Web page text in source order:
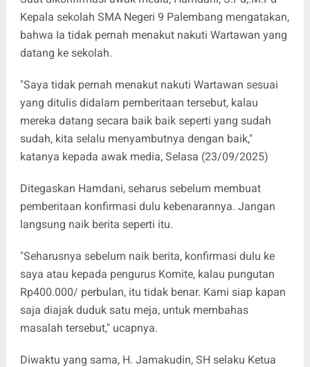
Kepala sekolah SMA Negeri 9 Palembang mengatakan,
bahwa Ia tidak pernah menakut nakuti Wartawan yang
datang ke sekolah.
"Saya tidak pernah menakut nakuti Wartawan sesuai
yang ditulis didalam pemberitaan tersebut, kalau
mereka datang secara baik baik seperti yang sudah
sudah, kita selalu menyambutnya dengan baik,"
katanya kepada awak media, Selasa (23/09/2025)
Ditegaskan Hamdani, seharus sebelum membuat
pemberitaan konfirmasi dulu kebenarannya. Jangan
langsung naik berita seperti itu.
"Seharusnya sebelum naik berita, konfirmasi dulu ke
saya atau kepada pengurus Komite, kalau pungutan
Rp400.000/ perbulan, itu tidak benar. Kami siap kapan
saja diajak duduk satu meja, untuk membahas
masalah tersebut," ucapnya.
Diwaktu yang sama, H. Jamakudin, SH selaku Ketua